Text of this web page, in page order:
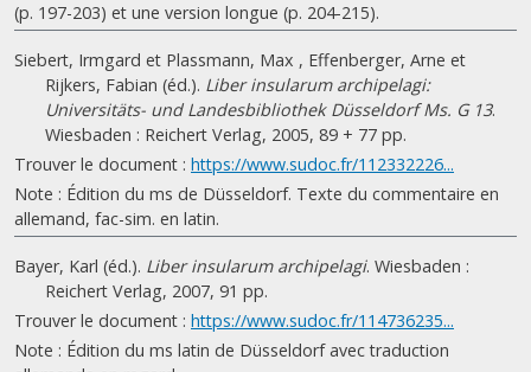
(p. 197-203) et une version longue (p. 204-215).
Siebert, Irmgard et Plassmann, Max , Effenberger, Arne et
Rijkers, Fabian (éd.). Liber insularum archipelagi:
Universitäts- und Landesbibliothek Düsseldorf Ms. G 13.
Wiesbaden : Reichert Verlag, 2005, 89 + 77 pp.
Trouver le document : https://www.sudoc.fr/112332226...
Note : Édition du ms de Düsseldorf. Texte du commentaire en
allemand, fac-sim. en latin.
Bayer, Karl (éd.). Liber insularum archipelagi. Wiesbaden :
Reichert Verlag, 2007, 91 pp.
Trouver le document : https://www.sudoc.fr/114736235...
Note : Édition du ms latin de Düsseldorf avec traduction